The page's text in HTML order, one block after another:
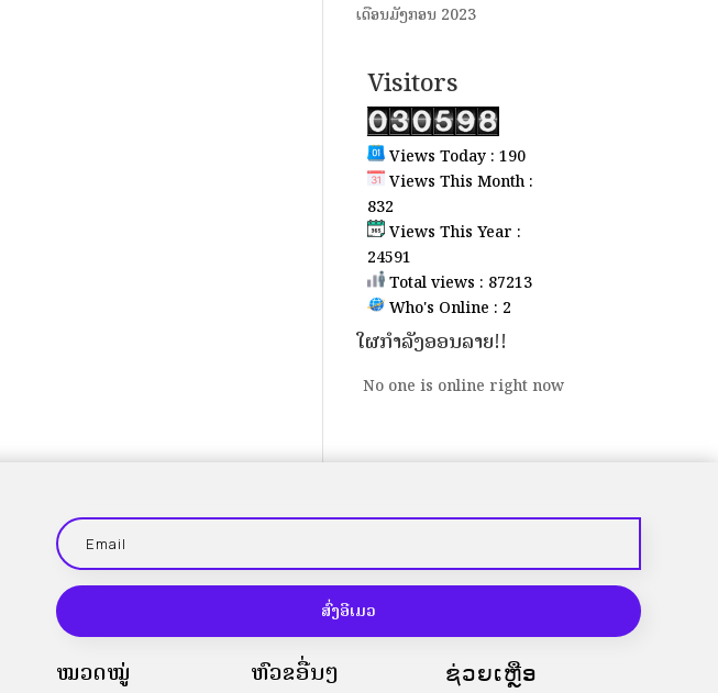
ເດືອນມັງກອນ 2023
Visitors
Views Today : 190
Views This Month :
832
Views This Year :
24591
Total views : 87213
Who's Online : 2
ໃຜກຳລັງອອນລາຍ!!
No one is online right now
ສົ່ງອີເມວ
ໝວດໝູ່ ຫົວຂໍ້ອື່ນໆ ຊ່ວຍເຫຼືອ